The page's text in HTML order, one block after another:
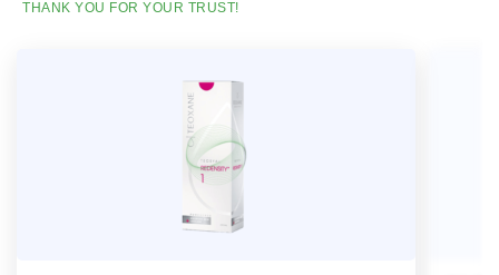
THANK YOU FOR YOUR TRUST!